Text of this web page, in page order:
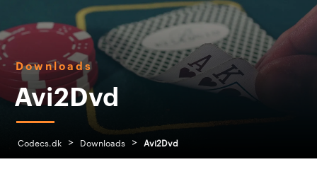
Downloads
Avi2Dvd
Codecs.dk > Downloads > Avi2Dvd